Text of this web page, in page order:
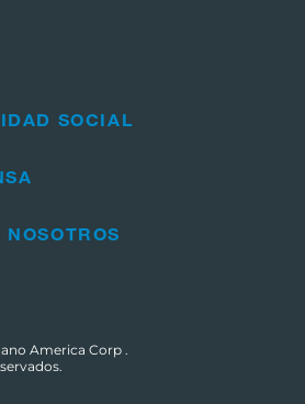
SOCIAL
America Corp .